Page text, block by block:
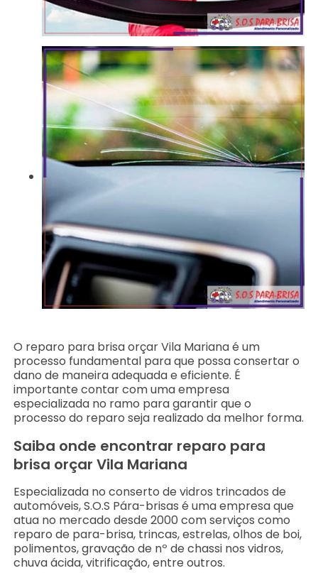
O reparo para brisa orçar Vila Mariana é um
processo fundamental para que possa consertar o
dano de maneira adequada e eficiente. É
importante contar com uma empresa
especializada no ramo para garantir que o
processo do reparo seja realizado da melhor forma.
Saiba onde encontrar reparo para
brisa orçar Vila Mariana
Especializada no conserto de vidros trincados de
automóveis, S.O.S Pára-brisas é uma empresa que
atua no mercado desde 2000 com serviços como
reparo de para-brisa, trincas, estrelas, olhos de boi,
polimentos, gravação de nº de chassi nos vidros,
chuva ácida, vitrificação, entre outros.